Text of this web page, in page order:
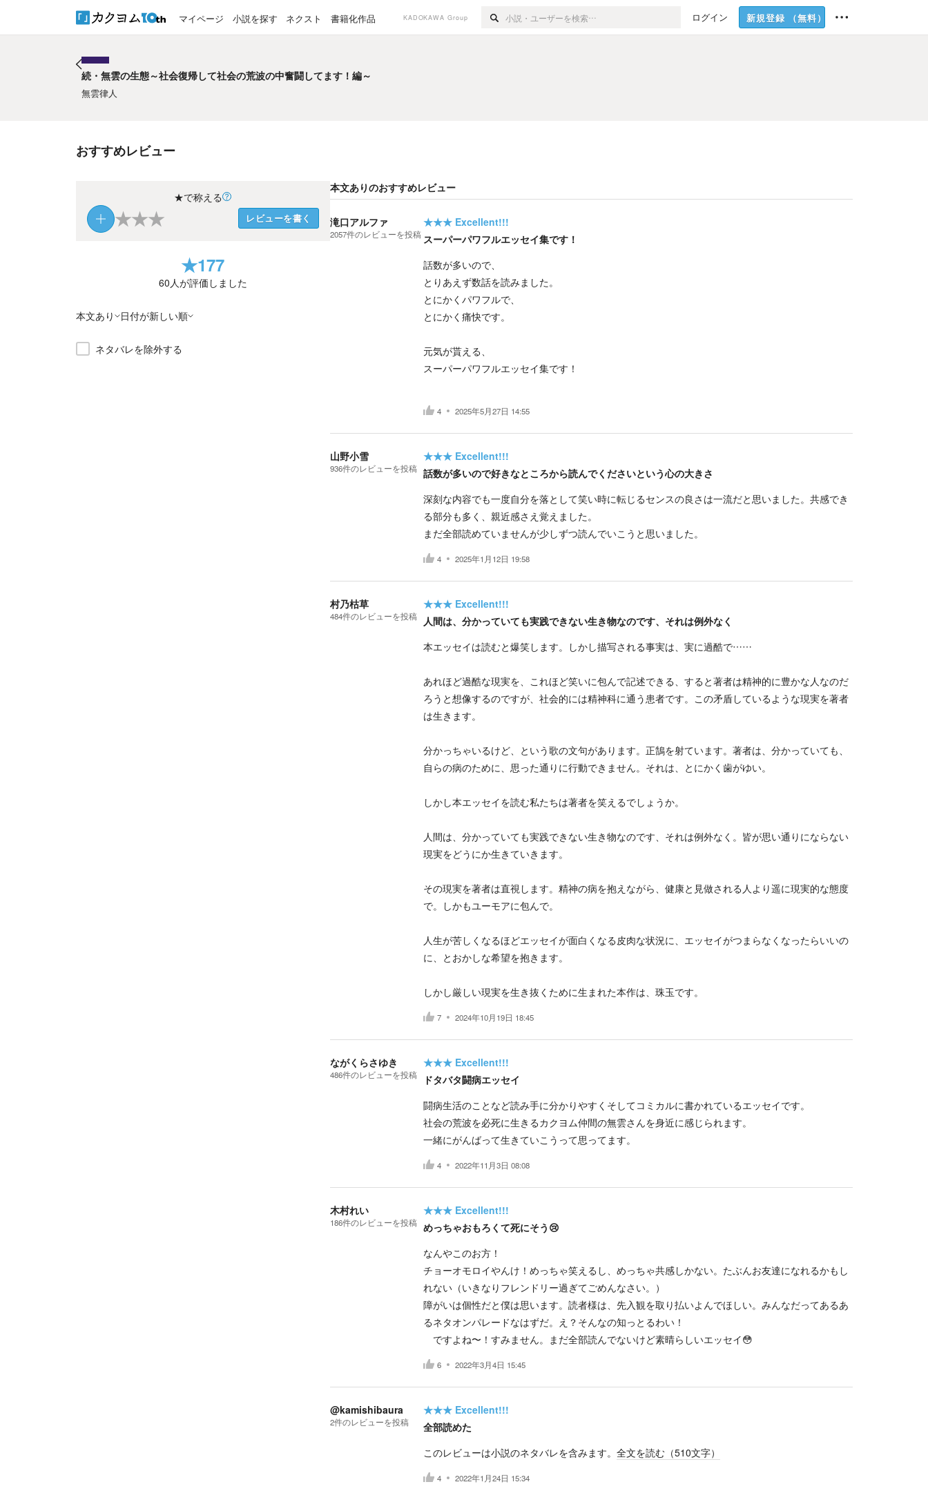
マイページ 小説を探す ネクスト 書籍化作品 KADOKAWA Group ログイン 新規登録 （無料）
続・無雲の生態～社会復帰して社会の荒波の中奮闘してます！編～
無雲律人
おすすめレビュー
★で称える
★★★ レビューを書く
★177
60人が評価しました
本文あり 日付が新しい順
ネタバレを除外する
本文ありのおすすめレビュー
滝口アルファ
2057件のレビューを投稿
★★★ Excellent!!!
スーパーパワフルエッセイ集です！
話数が多いので、
とりあえず数話を読みました。
とにかくパワフルで、
とにかく痛快です。
元気が貰える、
スーパーパワフルエッセイ集です！
4 2025年5月27日 14:55
山野小雪
936件のレビューを投稿
★★★ Excellent!!!
話数が多いので好きなところから読んでくださいという心の大きさ
深刻な内容でも一度自分を落として笑い時に転じるセンスの良さは一流だと思いました。共感でき
る部分も多く、親近感さえ覚えました。
まだ全部読めていませんが少しずつ読んでいこうと思いました。
4 2025年1月12日 19:58
村乃枯草
484件のレビューを投稿
★★★ Excellent!!!
人間は、分かっていても実践できない生き物なのです、それは例外なく
本エッセイは読むと爆笑します。しかし描写される事実は、実に過酷で……
あれほど過酷な現実を、これほど笑いに包んで記述できる、すると著者は精神的に豊かな人なのだ
ろうと想像するのですが、社会的には精神科に通う患者です。この矛盾しているような現実を著者
は生きます。
分かっちゃいるけど、という歌の文句があります。正鵠を射ています。著者は、分かっていても、
自らの病のために、思った通りに行動できません。それは、とにかく歯がゆい。
しかし本エッセイを読む私たちは著者を笑えるでしょうか。
人間は、分かっていても実践できない生き物なのです、それは例外なく。皆が思い通りにならない
現実をどうにか生きていきます。
その現実を著者は直視します。精神の病を抱えながら、健康と見做される人より遥に現実的な態度
で。しかもユーモアに包んで。
人生が苦しくなるほどエッセイが面白くなる皮肉な状況に、エッセイがつまらなくなったらいいの
に、とおかしな希望を抱きます。
しかし厳しい現実を生き抜くために生まれた本作は、珠玉です。
7 2024年10月19日 18:45
ながくらさゆき
486件のレビューを投稿
★★★ Excellent!!!
ドタバタ闘病エッセイ
闘病生活のことなど読み手に分かりやすくそしてコミカルに書かれているエッセイです。
社会の荒波を必死に生きるカクヨム仲間の無雲さんを身近に感じられます。
一緒にがんばって生きていこうって思ってます。
4 2022年11月3日 08:08
木村れい
186件のレビューを投稿
★★★ Excellent!!!
めっちゃおもろくて死にそう😢
なんやこのお方！
チョーオモロイやんけ！めっちゃ笑えるし、めっちゃ共感しかない。たぶんお友達になれるかもし
れない（いきなりフレンドリー過ぎてごめんなさい。）
障がいは個性だと僕は思います。読者様は、先入観を取り払いよんでほしい。みんなだってあるあ
るネタオンパレードなはずだ。え？そんなの知っとるわい！
ですよね〜！すみません。まだ全部読んでないけど素晴らしいエッセイ😳
6 2022年3月4日 15:45
@kamishibaura
2件のレビューを投稿
★★★ Excellent!!!
全部読めた
このレビューは小説のネタバレを含みます。 全文を読む（510文字）
4 2022年1月24日 15:34